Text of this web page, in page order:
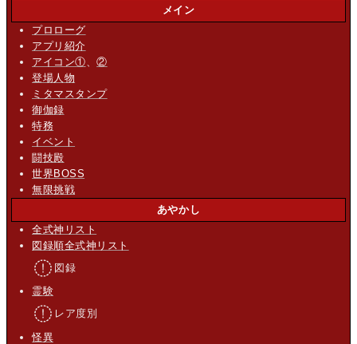
メイン
プロローグ
アプリ紹介
アイコン①、②
登場人物
ミタマスタンプ
御伽録
特務
イベント
闘技殿
世界BOSS
無限挑戦
あやかし
全式神リスト
図録順全式神リスト
図録
霊験
レア度別
怪異